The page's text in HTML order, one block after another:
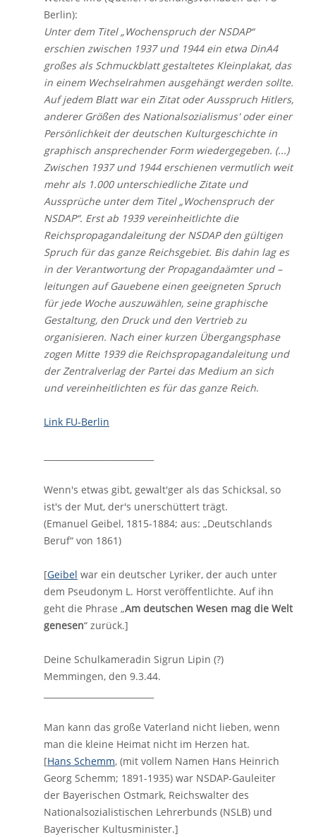
Berlin):
Unter dem Titel „Wochenspruch der NSDAP“
erschien zwischen 1937 und 1944 ein etwa DinA4
großes als Schmuckblatt gestaltetes Kleinplakat, das
in einem Wechselrahmen ausgehängt werden sollte.
Auf jedem Blatt war ein Zitat oder Ausspruch Hitlers,
anderer Größen des Nationalsozialismus' oder einer
Persönlichkeit der deutschen Kulturgeschichte in
graphisch ansprechender Form wiedergegeben. (...)
Zwischen 1937 und 1944 erschienen vermutlich weit
mehr als 1.000 unterschiedliche Zitate und
Aussprüche unter dem Titel „Wochenspruch der
NSDAP“. Erst ab 1939 vereinheitlichte die
Reichspropagandaleitung der NSDAP den gültigen
Spruch für das ganze Reichsgebiet. Bis dahin lag es
in der Verantwortung der Propagandaämter und –
leitungen auf Gauebene einen geeigneten Spruch
für jede Woche auszuwählen, seine graphische
Gestaltung, den Druck und den Vertrieb zu
organisieren. Nach einer kurzen Übergangsphase
zogen Mitte 1939 die Reichspropagandaleitung und
der Zentralverlag der Partei das Medium an sich
und vereinheitlichten es für das ganze Reich.
Link FU-Berlin
Wenn's etwas gibt, gewalt'ger als das Schicksal, so
ist's der Mut, der's unerschüttert trägt.
(Emanuel Geibel, 1815-1884; aus: „Deutschlands
Beruf“ von 1861)
[Geibel war ein deutscher Lyriker, der auch unter
dem Pseudonym L. Horst veröffentlichte. Auf ihn
geht die Phrase „Am deutschen Wesen mag die Welt
genesen“ zurück.]
Deine Schulkameradin Sigrun Lipin (?)
Memmingen, den 9.3.44.
Man kann das große Vaterland nicht lieben, wenn
man die kleine Heimat nicht im Herzen hat.
[Hans Schemm, (mit vollem Namen Hans Heinrich
Georg Schemm; 1891-1935) war NSDAP-Gauleiter
der Bayerischen Ostmark, Reichswalter des
Nationalsozialistischen Lehrerbunds (NSLB) und
Bayerischer Kultusminister.]